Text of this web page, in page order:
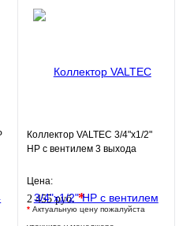
Коллектор VALTEC 3/4"х1/2"
НР с вентилем 3 выхода
Цена:
2 455 руб.*
* Актуальную цену пожалуйста